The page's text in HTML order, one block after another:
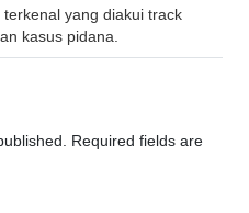
yang diakui track
kasus pidana.
Required fields are